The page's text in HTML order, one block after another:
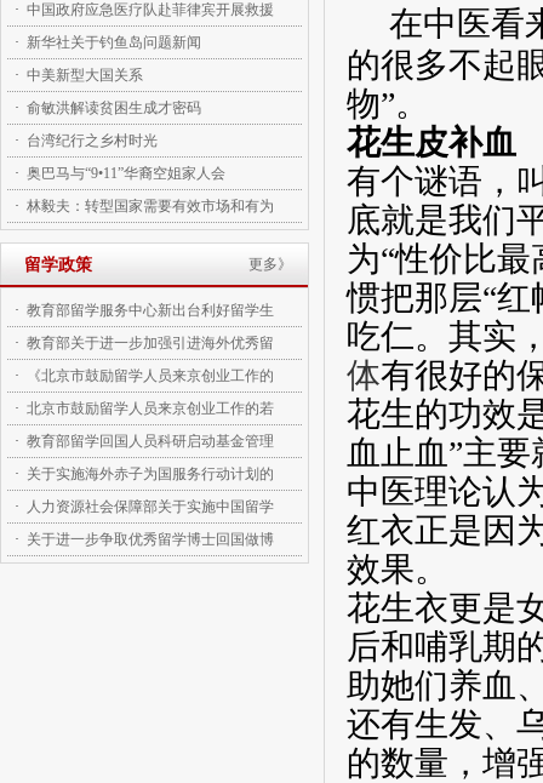
· 中国政府应急医疗队赴菲律宾开展救援
· 新华社关于钓鱼岛问题新闻
· 中美新型大国关系
· 俞敏洪解读贫困生成才密码
· 台湾纪行之乡村时光
· 奥巴马与“9•11”华裔空姐家人会
· 林毅夫：转型国家需要有效市场和有为
留学政策 更多》
· 教育部留学服务中心新出台利好留学生
· 教育部关于进一步加强引进海外优秀留
·
《北京市鼓励留学人员来京创业工作的
· 北京市鼓励留学人员来京创业工作的若
· 教育部留学回国人员科研启动基金管理
· 关于实施海外赤子为国服务行动计划的
·
人力资源社会保障部关于实施中国留学
· 关于进一步争取优秀留学博士回国做博
在中医看
的很多不起
物”。
花生皮补血
有个谜语，
底就是我们
为“性价比
惯把那层“
吃仁。其实
体有很好的
花生的功效
血止血”主
中医理论认
红衣正是因
效果。
花生衣更是
后和哺乳期
助她们养血
还有生发、
的数量，增